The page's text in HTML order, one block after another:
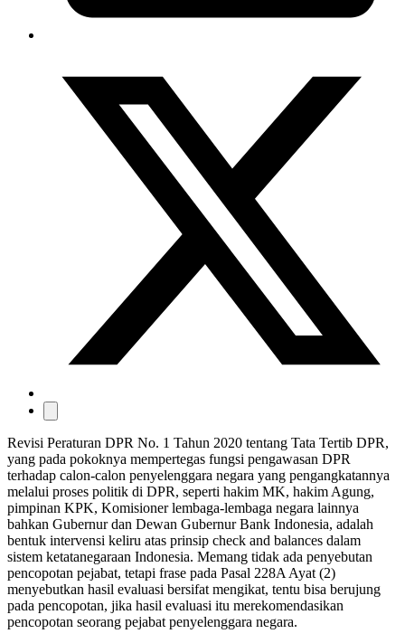
Revisi Peraturan DPR No. 1 Tahun 2020 tentang Tata Tertib DPR,
yang pada pokoknya mempertegas fungsi pengawasan DPR
terhadap calon-calon penyelenggara negara yang pengangkatannya
melalui proses politik di DPR, seperti hakim MK, hakim Agung,
pimpinan KPK, Komisioner lembaga-lembaga negara lainnya
bahkan Gubernur dan Dewan Gubernur Bank Indonesia, adalah
bentuk intervensi keliru atas prinsip check and balances dalam
sistem ketatanegaraan Indonesia. Memang tidak ada penyebutan
pencopotan pejabat, tetapi frase pada Pasal 228A Ayat (2)
menyebutkan hasil evaluasi bersifat mengikat, tentu bisa berujung
pada pencopotan, jika hasil evaluasi itu merekomendasikan
pencopotan seorang pejabat penyelenggara negara.